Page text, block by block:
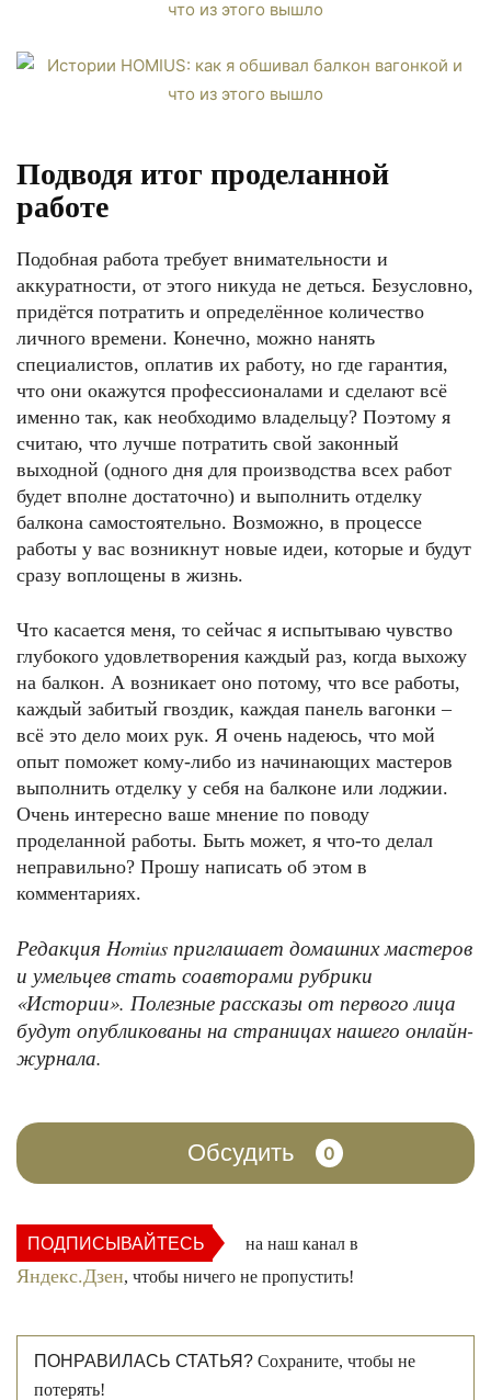
Подводя итог проделанной
работе
Подобная работа требует внимательности и
аккуратности, от этого никуда не деться. Безусловно,
придётся потратить и определённое количество
личного времени. Конечно, можно нанять
специалистов, оплатив их работу, но где гарантия,
что они окажутся профессионалами и сделают всё
именно так, как необходимо владельцу? Поэтому я
считаю, что лучше потратить свой законный
выходной (одного дня для производства всех работ
будет вполне достаточно) и выполнить отделку
балкона самостоятельно. Возможно, в процессе
работы у вас возникнут новые идеи, которые и будут
сразу воплощены в жизнь.
Что касается меня, то сейчас я испытываю чувство
глубокого удовлетворения каждый раз, когда выхожу
на балкон. А возникает оно потому, что все работы,
каждый забитый гвоздик, каждая панель вагонки –
всё это дело моих рук. Я очень надеюсь, что мой
опыт поможет кому-либо из начинающих мастеров
выполнить отделку у себя на балконе или лоджии.
Очень интересно ваше мнение по поводу
проделанной работы. Быть может, я что-то делал
неправильно? Прошу написать об этом в
комментариях.
Редакция Homius приглашает домашних мастеров
и умельцев стать соавторами рубрики
«Истории». Полезные рассказы от первого лица
будут опубликованы на страницах нашего онлайн-
журнала.
Обсудить 0
ПОДПИСЫВАЙТЕСЬ на наш канал в
Яндекс.Дзен, чтобы ничего не пропустить!
ПОНРАВИЛАСЬ СТАТЬЯ? Сохраните, чтобы не
потерять!